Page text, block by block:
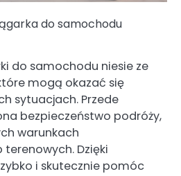
do samochodu
do samochodu niesie ze
mogą okazać się
sytuacjach. Przede
bezpieczeństwo podróży,
warunkach
Dzięki
i skutecznie pomóc